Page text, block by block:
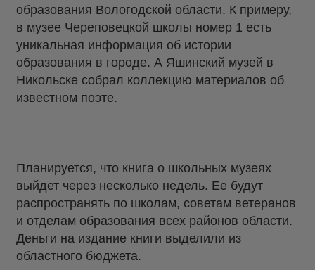
образования Вологодской области. К примеру,
в музее Череповецкой школы номер 1 есть
уникальная информация об истории
образования в городе. А Яшинский музей в
Никольске собрал коллекцию материалов об
известном поэте.
Планируется, что книга о школьных музеях
выйдет через несколько недель. Ее будут
распространять по школам, советам ветеранов
и отделам образования всех районов области.
Деньги на издание книги выделили из
областного бюджета.